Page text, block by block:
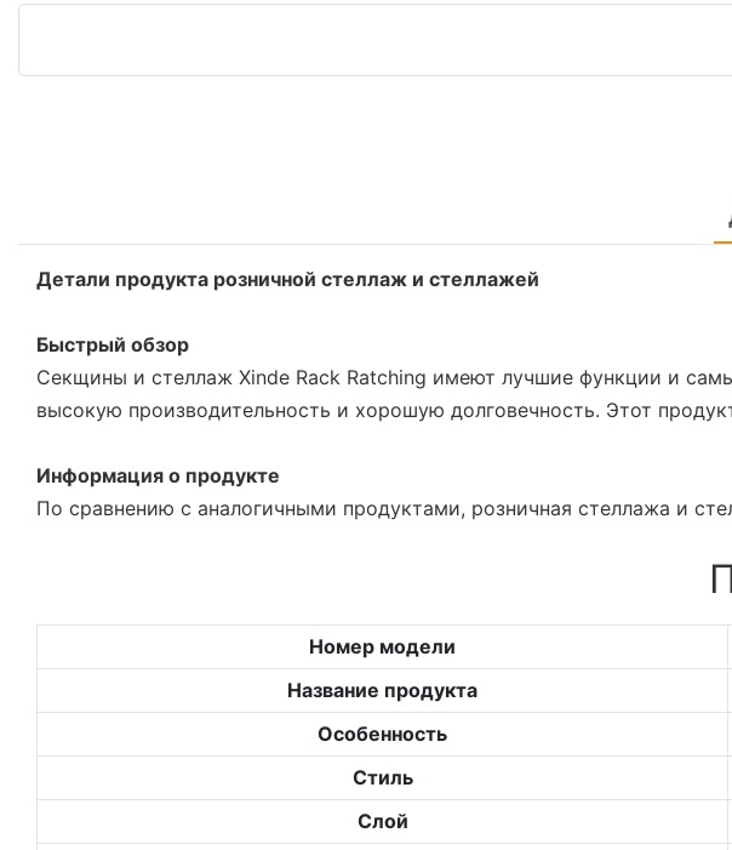
Детали продукта розничной стеллаж и стеллажей
Быстрый обзор
Секщины и стеллаж Xinde Rack Ratching имеют лучшие функции и
высокую производительность и хорошую долговечность. Этот
Информация о продукте
По сравнению с аналогичными продуктами, розничная стеллажа и
Номер модели
Название продукта
Особенность
Стиль
Слой